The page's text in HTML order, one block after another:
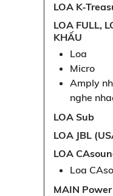
LOA K-
LOA FULL,
KHẤU
Loa
Micro
Amply
nghe
LOA Sub
LOA JBL
LOA
Loa
MAIN Power